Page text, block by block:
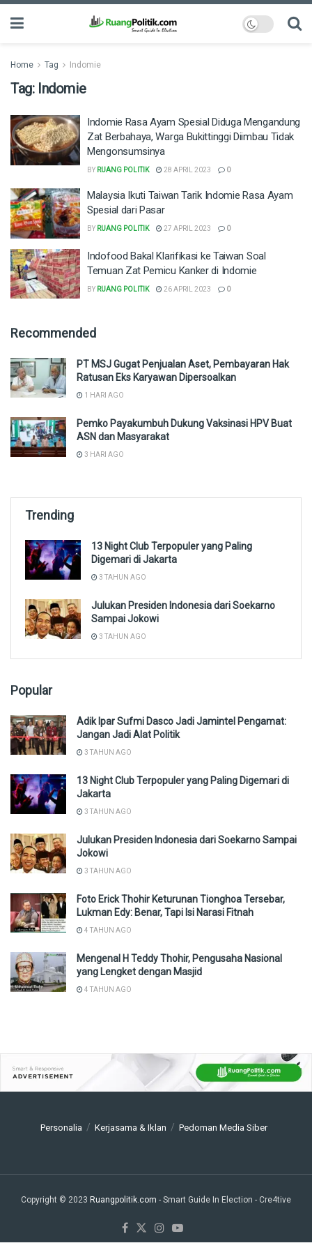
Home Tag Indomie
Tag: Indomie
Indomie Rasa Ayam Spesial Diduga Mengandung
Zat Berbahaya, Warga Bukittinggi Diimbau Tidak
Mengonsumsinya
BY RUANG POLITIK 28 APRIL 2023 0
Malaysia Ikuti Taiwan Tarik Indomie Rasa Ayam
Spesial dari Pasar
BY RUANG POLITIK 27 APRIL 2023 0
Indofood Bakal Klarifikasi ke Taiwan Soal
Temuan Zat Pemicu Kanker di Indomie
BY RUANG POLITIK 26 APRIL 2023 0
Recommended
PT MSJ Gugat Penjualan Aset, Pembayaran Hak
Ratusan Eks Karyawan Dipersoalkan
1 HARI AGO
Pemko Payakumbuh Dukung Vaksinasi HPV Buat
ASN dan Masyarakat
3 HARI AGO
Trending
13 Night Club Terpopuler yang Paling
Digemari di Jakarta
3 TAHUN AGO
Julukan Presiden Indonesia dari Soekarno
Sampai Jokowi
3 TAHUN AGO
Popular
Adik Ipar Sufmi Dasco Jadi Jamintel Pengamat:
Jangan Jadi Alat Politik
3 TAHUN AGO
13 Night Club Terpopuler yang Paling Digemari di
Jakarta
3 TAHUN AGO
Julukan Presiden Indonesia dari Soekarno Sampai
Jokowi
3 TAHUN AGO
Foto Erick Thohir Keturunan Tionghoa Tersebar,
Lukman Edy: Benar, Tapi Isi Narasi Fitnah
4 TAHUN AGO
Mengenal H Teddy Thohir, Pengusaha Nasional
yang Lengket dengan Masjid
4 TAHUN AGO
Personalia Kerjasama & Iklan Pedoman Media Siber
Copyright © 2023 Ruangpolitik.com - Smart Guide In Election - Cre4tive